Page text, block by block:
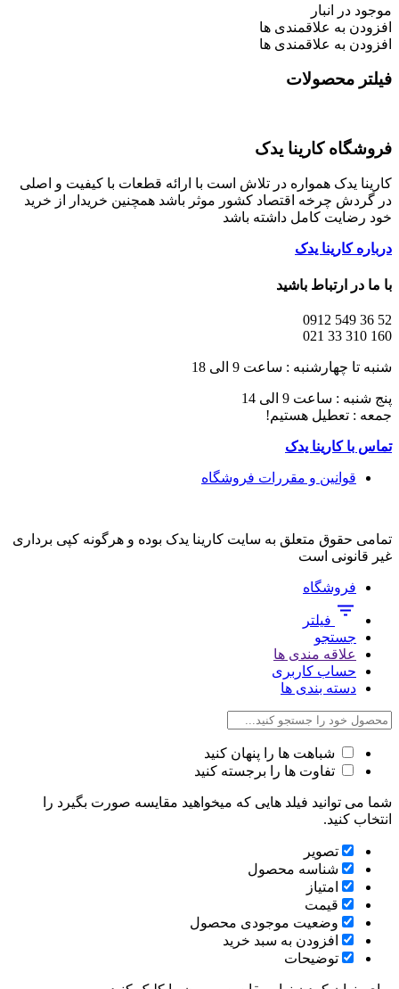
موجود در انبار
افزودن به علاقمندی ها
افزودن به علاقمندی ها
فیلتر محصولات
فروشگاه کارینا یدک
کارینا یدک همواره در تلاش است با ارائه قطعات با کیفیت و اصلی
در گردش چرخه اقتصاد کشور موثر باشد همچنین خریدار از خرید
خود رضایت کامل داشته باشد
درباره کارینا یدک
با ما در ارتباط باشید
52 36 549 0912
160 310 33 021
شنبه تا چهارشنبه : ساعت 9 الی 18
پنج شنبه : ساعت 9 الی 14
جمعه : تعطیل هستیم!
تماس با کارینا یدک
قوانین و مقررات فروشگاه
تمامی حقوق متعلق به سایت کارینا یدک بوده و هرگونه کپی برداری
غیر قانونی است
فروشگاه
فیلتر
جستجو
علاقه مندی ها
حساب کاربری
دسته بندی ها
شباهت ها را پنهان کنید
تفاوت ها را برجسته کنید
شما می توانید فیلد هایی که میخواهید مقایسه صورت بگیرد را
انتخاب کنید.
تصویر
شناسه محصول
امتیاز
قیمت
وضعیت موجودی محصول
افزودن به سبد خرید
توضیحات